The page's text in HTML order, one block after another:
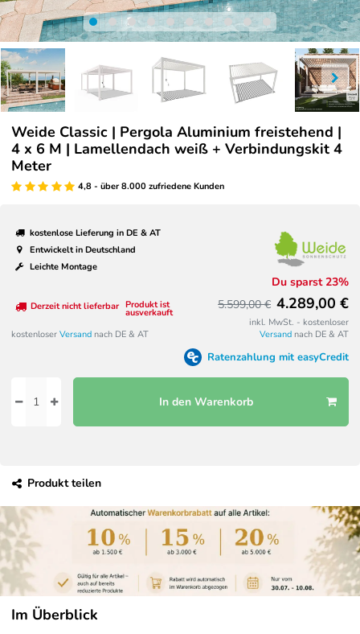
Weide Classic | Pergola Aluminium freistehend |
4 x 6 M | Lamellendach weiß + Verbindungskit 4
Meter
4,8 - über 8.000 zufriedene Kunden
kostenlose Lieferung in DE & AT
Entwickelt in Deutschland
Leichte Montage
Produkt ist
ausverkauft
Derzeit nicht lieferbar
kostenloser Versand nach DE & AT
Du sparst 23%
5.599,00 € 4.289,00 €
inkl. MwSt. - kostenloser
Versand nach DE & AT
Ratenzahlung mit easyCredit
In den Warenkorb
Produkt teilen
Im Überblick